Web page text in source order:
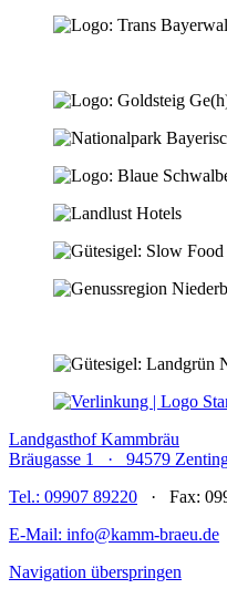
Landgasthof Kammbräu
Bräugasse 1 · 94579
Tel.: 09907 89220 · Fax:
E-Mail: info@kamm-braeu.de
Navigation überspringen